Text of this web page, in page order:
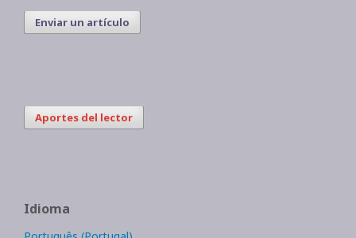
Enviar un artículo
Aportes del lector
Idioma